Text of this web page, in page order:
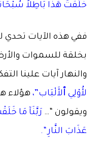
خَلَقْتَ هَذا بَاطِلاً
ففي هذه الآيات تحدي
بخلقة للسموات
والنهار آيات علينا
لأُوْلِي ٱلأَلْبَاب”، هؤلاء
ويقولون “… رَبَّنَآ مَا
عَذَابَ النَّارِ “.